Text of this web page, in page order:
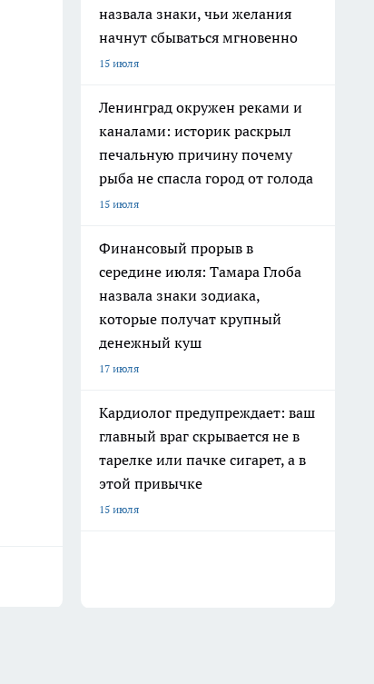
назвала знаки, чьи желания
начнут сбываться мгновенно
15 июля
Ленинград окружен реками и
каналами: историк раскрыл
печальную причину почему
рыба не спасла город от голода
15 июля
Финансовый прорыв в
середине июля: Тамара Глоба
назвала знаки зодиака,
которые получат крупный
денежный куш
17 июля
Кардиолог предупреждает: ваш
главный враг скрывается не в
тарелке или пачке сигарет, а в
этой привычке
15 июля